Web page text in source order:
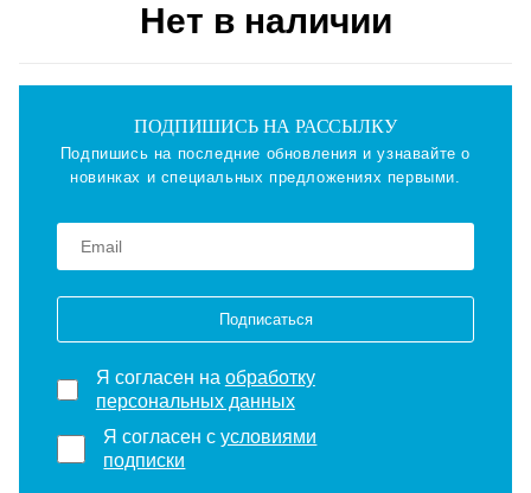
Нет в наличии
ПОДПИШИСЬ НА РАССЫЛКУ
Подпишись на последние обновления и узнавайте о
новинках и специальных предложениях первыми.
Подписаться
Я согласен на обработку
персональных данных
Я согласен сусловиями
подписки